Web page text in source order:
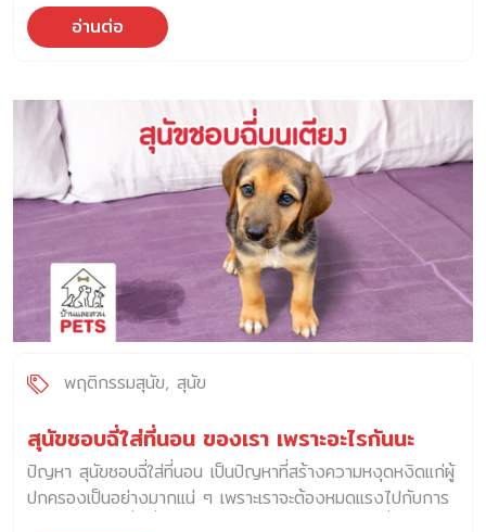
เป็นประจำ ด้วยรสสัมผัสที่นุ่มนวล และหอมหวานของชีส จึงทำให้
สุนัขของเราจ้องมองเหมือนอยากจะร่วมกินด้วย จนบางครั้ง เรา
พวกเขาหรือไม่ สำหรับมนุษย์ ชีสอุดมไปด้วยสารอาหารต่างๆ
เช่น แคลเซียม โปรตีน ฟอสฟอรัส สังกะสี วิตามินเอและบี 12
อย่างไรก็ตาม ถ้า สุนัขกินชีส นั่นไม่ได้แปลว่า สารอาหารเหล่านี้
จะตอบสนองความต้องการทางโภชนาการของพวกเขาได้ ถึง
แม้จะมีหลักฐานที่แสดงว่า ชีสในปริมาณเล็กน้อยไม่เป็นอันตราย
ร้ายแรงต่อสุขภาพของสุนัข แต่สุนัขบางตัวอาจรู้สึกไม่สบายจาก
น้ำตาลแลคโตสได้ เช่น ท้องอืด ท้องเสีย หรืออาเจียน ดังนั้น
ถ้าเจ้าของอยากให้สุนัขได้ลิ้มลองรสชาติของชีสจริง ๆ ให้พวก
เขาได้ลองกินชีสในปริมาณเล็กน้อย และสังเกตว่า พวกเขามี
ประเภทของชีส โดยเจ้าของควรเลทอกชีสที่มีไขมัน โซเดียม และ
อ่านต่อ
พฤติกรรมสุนัข สุนัข
สุนัขชอบฉี่ใส่ที่นอน ของเรา เพราะอะไรกันนะ
ปัญหา สุนัขชอบฉี่ใส่ที่นอน เป็นปัญหาที่สร้างความหงุดหงิดแก่ผู้
ปกครองเป็นอย่างมากแน่ ๆ เพราะเราจะต้องหมดแรงไปกับการ